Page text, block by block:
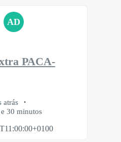
AD
PACA-
atrás
30 minutos